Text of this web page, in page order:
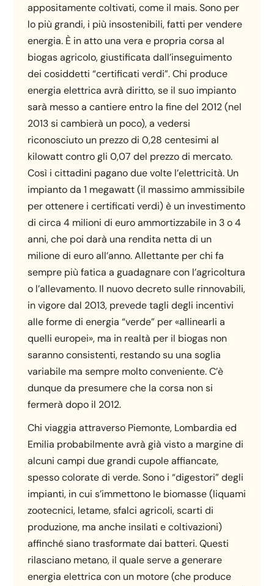
appositamente coltivati, come il mais. Sono per
lo più grandi, i più insostenibili, fatti per vendere
energia. È in atto una vera e propria corsa al
biogas agricolo, giustificata dall’inseguimento
dei cosiddetti “certificati verdi”. Chi produce
energia elettrica avrà diritto, se il suo impianto
sarà messo a cantiere entro la fine del 2012 (nel
2013 si cambierà un poco), a vedersi
riconosciuto un prezzo di 0,28 centesimi al
kilowatt contro gli 0,07 del prezzo di mercato.
Così i cittadini pagano due volte l’elettricità. Un
impianto da 1 megawatt (il massimo ammissibile
per ottenere i certificati verdi) è un investimento
di circa 4 milioni di euro ammortizzabile in 3 o 4
anni, che poi darà una rendita netta di un
milione di euro all’anno. Allettante per chi fa
sempre più fatica a guadagnare con l’agricoltura
o l’allevamento. Il nuovo decreto sulle rinnovabili,
in vigore dal 2013, prevede tagli degli incentivi
alle forme di energia “verde” per «allinearli a
quelli europei», ma in realtà per il biogas non
saranno consistenti, restando su una soglia
variabile ma sempre molto conveniente. C’è
dunque da presumere che la corsa non si
fermerà dopo il 2012.
Chi viaggia attraverso Piemonte, Lombardia ed
Emilia probabilmente avrà già visto a margine di
alcuni campi due grandi cupole affiancate,
spesso colorate di verde. Sono i “digestori” degli
impianti, in cui s’immettono le biomasse (liquami
zootecnici, letame, sfalci agricoli, scarti di
produzione, ma anche insilati e coltivazioni)
affinché siano trasformate dai batteri. Questi
rilasciano metano, il quale serve a generare
energia elettrica con un motore (che produce